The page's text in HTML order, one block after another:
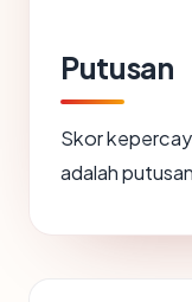
Putusan
Skor
adalah